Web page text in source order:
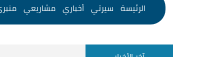
الرئيسة سيرتي أخباري مشاريعي